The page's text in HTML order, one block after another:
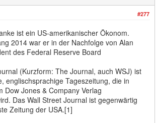
#277
ist ein US-amerikanischer Ökonom.
2014 war er in der Nachfolge von Alan
des Federal Reserve Board
(Kurzform: The Journal, auch WSJ) ist
englischsprachige Tageszeitung, die in
Dow Jones & Company Verlag
Das Wall Street Journal ist gegenwärtig
Zeitung der USA.[1]